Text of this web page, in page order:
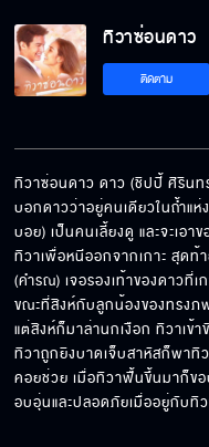
ทิ
ใ
โ
ทิวาซ่อนดาว
ติดตาม
ทิวาซ่อนดาว ดาว (ชิปปี้ ศิริน
บอกดาวว่าอยู่คนเดียวในถ้ำแห่
บอย) เป็นคนเลี้ยงดู และจะเอ
ทิวาเพื่อหนีออกจากเกาะ สุดท้
(คำรณ) เจอรองเท้าของดาวที่
ขณะที่สิงห์กับลูกน้องของทรงภ
แต่สิงห์ก็มาล่านกเงือก ทิวาเข้
ทิวาถูกยิงบาดเจ็บสาหัสก็พาทิ
คอยช่วย เมื่อทิวาฟื้นขึ้นมาก็ข
อบอุ่นและปลอดภัยเมื่ออยู่กับทิ